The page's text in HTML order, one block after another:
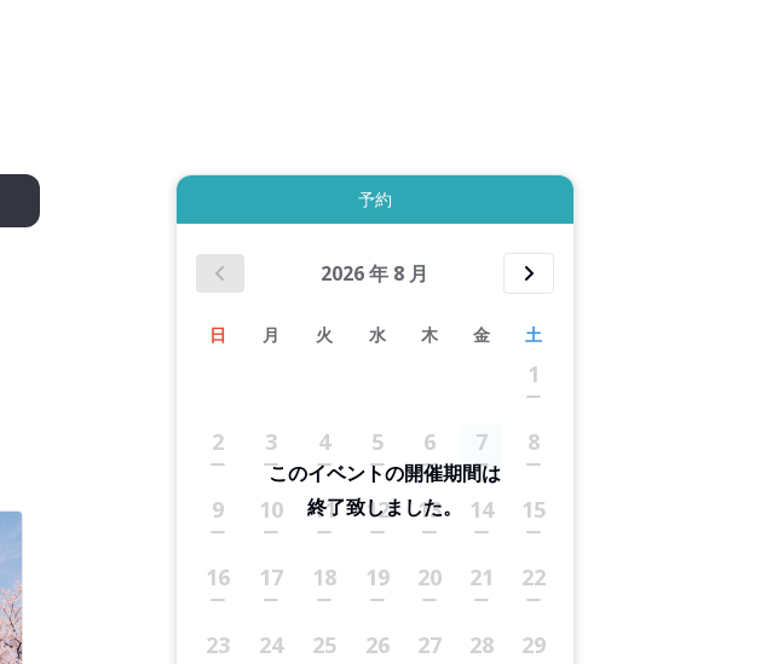
予約
2026年 8 月
日 月 火 水 木 金 土
1
2 3 4 5 6 7 8
9 10 11 12 13 14 15
16 17 18 19 20 21 22
23 24 25 26 27 28 29
このイベントの開催期間は
終了致しました。